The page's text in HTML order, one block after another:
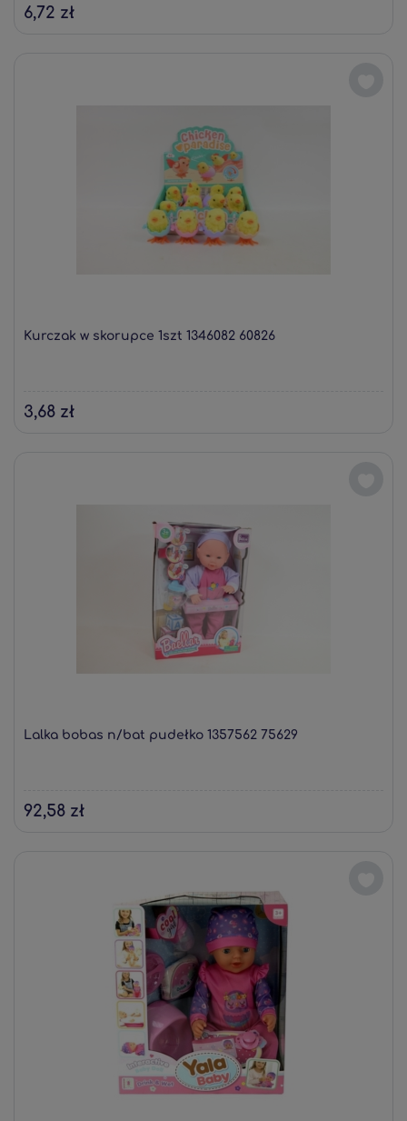
6,72 zł
Kurczak w skorupce 1szt 1346082 60826
3,68 zł
Lalka bobas n/bat pudełko 1357562 75629
92,58 zł